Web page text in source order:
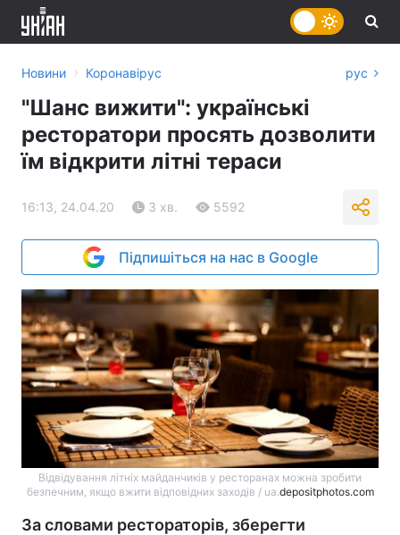
Новини › Коронавірус рус
"Шанс вижити": українські
ресторатори просять дозволити
їм відкрити літні тераси
16:13, 24.04.20 3 хв. 5592
Підпишіться на нас в Google
Відвідування літніх майданчиків у ресторанах можна зробити
безпечним, якщо вжити відповідних заходів / ua.depositphotos.com
За словами рестораторів, зберегти